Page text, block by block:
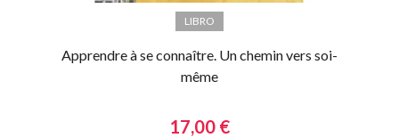
LIBRO
Apprendre à se connaître. Un chemin vers soi-
même
17,00 €